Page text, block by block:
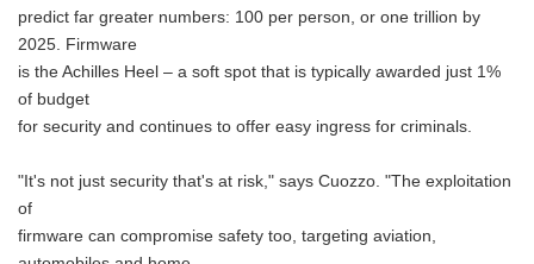
predict far greater numbers: 100 per person, or one trillion by
2025. Firmware
is the Achilles Heel – a soft spot that is typically awarded just 1%
of budget
for security and continues to offer easy ingress for criminals.
"It's not just security that's at risk," says Cuozzo. "The exploitation
of
firmware can compromise safety too, targeting aviation,